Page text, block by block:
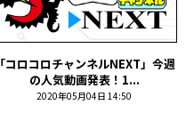
「コロコロチャンネルNEXT」今週
の人気動画発表！1...
2020年05月04日 14:50